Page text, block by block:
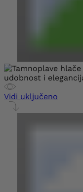
Vidi uključeno